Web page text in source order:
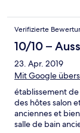
Verifizierte
10/10 –
23. Apr. 2019
Mit Google
établissement
des hôtes salon
anciennes et
salle de bain